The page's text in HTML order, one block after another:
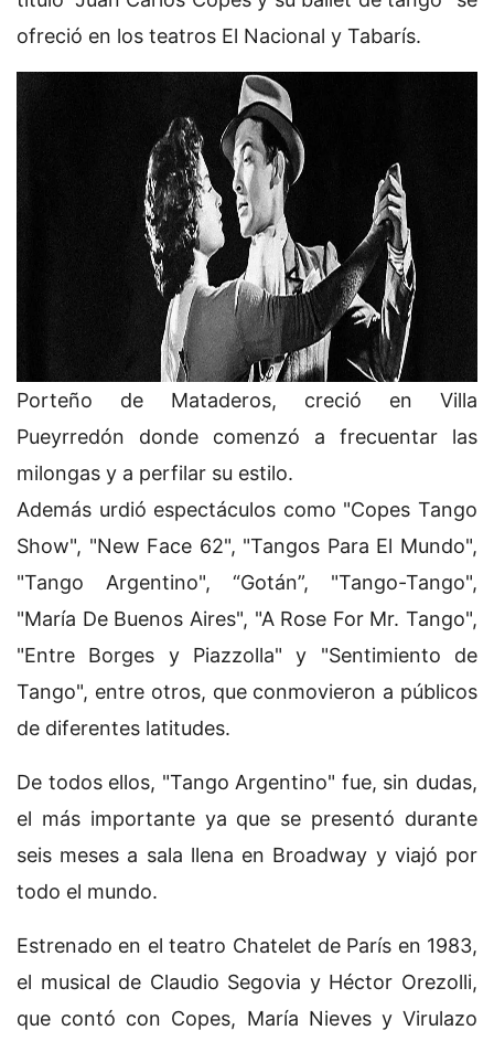
ofreció en los teatros El Nacional y Tabarís.
Porteño de Mataderos, creció en Villa
Pueyrredón donde comenzó a frecuentar las
milongas y a perfilar su estilo.
Además urdió espectáculos como "Copes Tango
Show", "New Face 62", "Tangos Para El Mundo",
"Tango Argentino", “Gotán”, "Tango-Tango",
"María De Buenos Aires", "A Rose For Mr. Tango",
"Entre Borges y Piazzolla" y "Sentimiento de
Tango", entre otros, que conmovieron a públicos
de diferentes latitudes.
De todos ellos, "Tango Argentino" fue, sin dudas,
el más importante ya que se presentó durante
seis meses a sala llena en Broadway y viajó por
todo el mundo.
Estrenado en el teatro Chatelet de París en 1983,
el musical de Claudio Segovia y Héctor Orezolli,
que contó con Copes, María Nieves y Virulazo